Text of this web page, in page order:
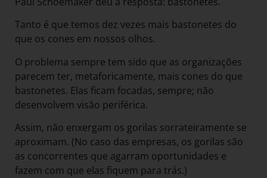
Tanto é que temos dez vezes mais bastonetes do
que os cones em nossos olhos.
O problema sempre tem sido que as organizações
parecem ter, metaforicamente, mais cones do que
bastonetes. Elas ficam focadas, sempre; não
desenvolvem visão periférica.
Assim, não enxergam os gorilas sorrateiramente se
aproximam. (No caso das empresas, os gorilas são
as concorrentes que agarram oportunidades e
fazem com que elas fiquem para trás.)